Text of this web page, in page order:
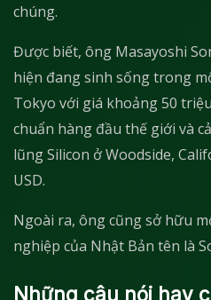
chúng.
Được biết, ông Masayoshi
hiện đang sinh sống trong
Tokyo với giá khoảng 50
chuẩn hàng đầu thế giới và
lũng Silicon ở Woodside,
USD.
Ngoài ra, ông cũng sở hữu
nghiệp của Nhật Bản tên là
Những câu nói hay